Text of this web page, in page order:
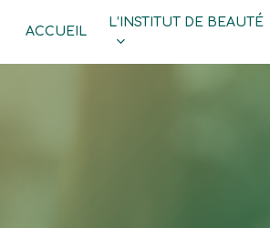
ACCUEIL
L’INSTITUT DE BEAUTÉ